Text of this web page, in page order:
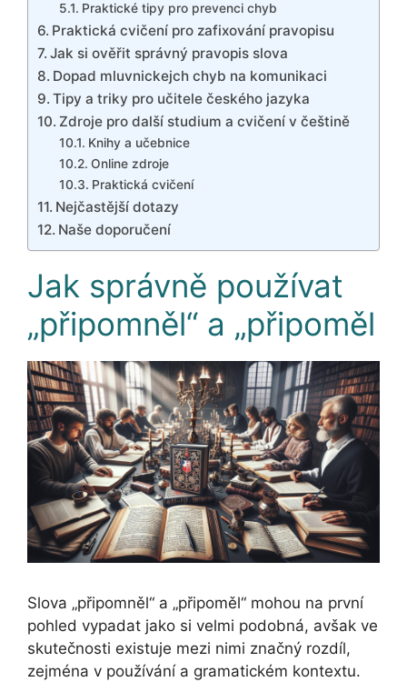
Praktické tipy pro prevenci chyb
Praktická cvičení pro zafixování pravopisu
Jak si ověřit správný pravopis slova
Dopad mluvnickejch chyb na komunikaci
Tipy a triky pro učitele českého jazyka
Zdroje pro další studium a cvičení v češtině
Knihy a učebnice
Online zdroje
Praktická cvičení
Nejčastější dotazy
Naše doporučení
Jak správně používat
„připomněl“ a „připoměl
Slova „připomněl“ a „připoměl“ mohou na první
pohled vypadat jako si velmi podobná, avšak ve
skutečnosti existuje mezi nimi značný rozdíl,
zejména v používání a gramatickém kontextu.